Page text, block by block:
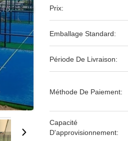
Prix:
Emballage Standard:
Période De Livraison:
Méthode De Paiement:
Capacité
D'approvisionnement: